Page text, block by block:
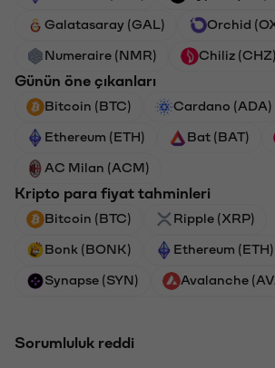
Galatasaray (GAL) Orchid
Numeraire (NMR) Chiliz (CHZ)
Günün öne çıkanları
Bitcoin (BTC) Cardano (ADA)
Ethereum (ETH) Bat (BAT)
AC Milan (ACM)
Kripto para fiyat tahminleri
Bitcoin (BTC) Ripple (XRP)
Bonk (BONK) Ethereum (ETH)
Synapse (SYN) Avalanche
Sorumluluk reddi